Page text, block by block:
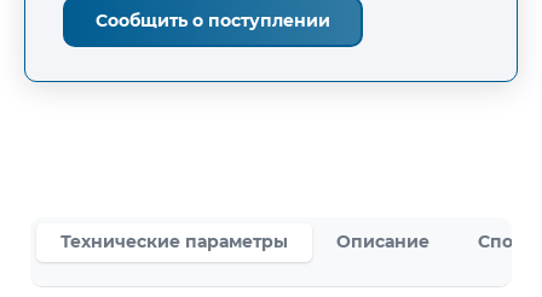
Сообщить о поступлении
Технические параметры Описание